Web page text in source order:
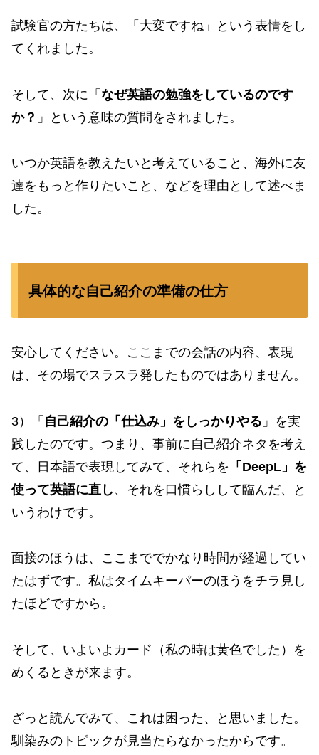
試験官の方たちは、「大変ですね」という表情をし
てくれました。
そして、次に「 なぜ英語の勉強をしているのです
か？ 」という意味の質問をされました。
いつか英語を教えたいと考えていること、海外に友
達をもっと作りたいこと、などを理由として述べま
した。
具体的な自己紹介の準備の仕方
安心してください。ここまでの会話の内容、表現
は、その場でスラスラ発したものではありません。
3）「 自己紹介の「仕込み」をしっかりやる 」を実
践したのです。つまり、事前に自己紹介ネタを考え
て、日本語で表現してみて、それらを 「DeepL」を
使って英語に直し 、それを口慣らしして臨んだ、と
いうわけです。
面接のほうは、ここまででかなり時間が経過してい
たはずです。私はタイムキーパーのほうをチラ見し
たほどですから。
そして、いよいよカード（私の時は黄色でした）を
めくるときが来ます。
ざっと読んでみて、これは困った、と思いました。
馴染みのトピックが見当たらなかったからです。